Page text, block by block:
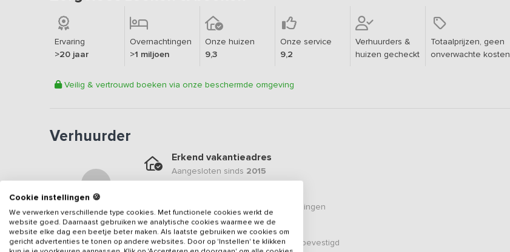
Ervaring
>20 jaar
Overnachtingen
>1 miljoen
Onze huizen
9,3
Onze service
9,2
Verhuurders &
huizen gecheckt
Totaalprijzen, geen
onverwachte kosten
Veilig & vertrouwd boeken via onze beschermde omgeving
Verhuurder
Erkend vakantieadres
Aangesloten sinds 2015
beoordelingen
Veilig & vertrouwd
Gegevens van de verhuurder zijn bevestigd
Cookie instellingen 🍪
We verwerken verschillende type cookies. Met functionele cookies werkt de
website goed. Daarnaast gebruiken we analytische cookies waarmee we de
website elke dag een beetje beter maken. Als laatste gebruiken we cookies om
gericht advertenties te tonen op andere websites. Door op 'Instellen' te klikken